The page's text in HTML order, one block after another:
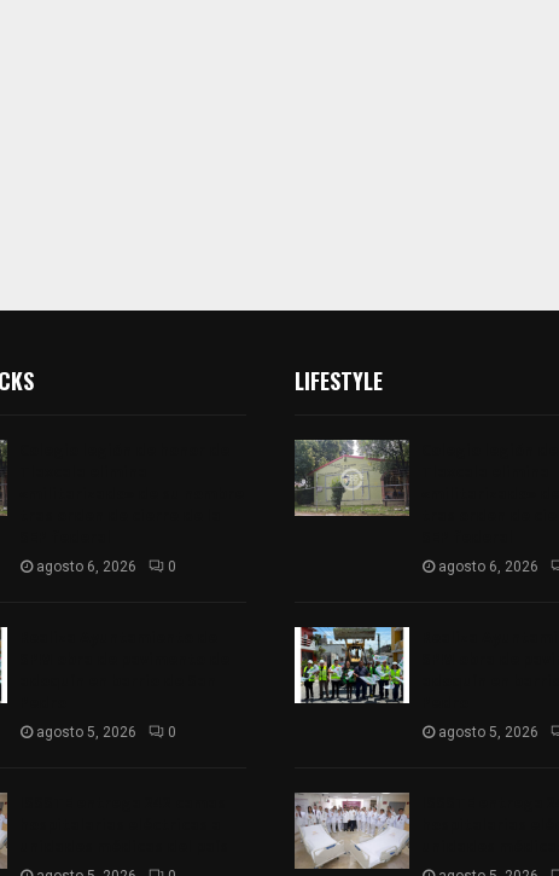
agosto 6, 2026 0
agosto 5, 2026 0
LIFESTYLE
agosto 6, 2026
agosto 5, 2026